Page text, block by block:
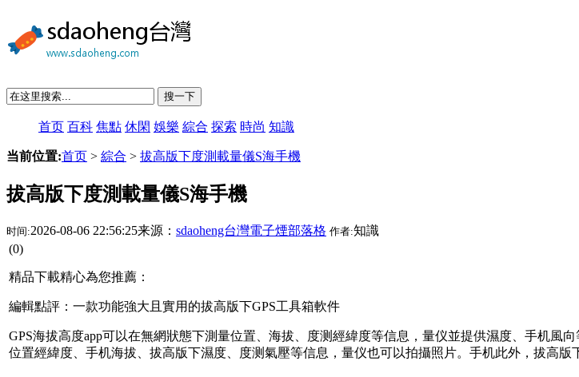
搜一下
首页 百科 焦點 休閑 娛樂 綜合 探索 時尚 知識
当前位置:首页 > 綜合 > 拔高版下度測載量儀S海手機
拔高版下度測載量儀S海手機
时间:2026-08-06 22:56:25来源： sdaoheng台灣電子煙部落格 作者:知識
(0)
精品下載精心為您推薦：
編輯點評：一款功能強大且實用的拔高版下GPS工具箱軟件
GPS海拔高度app可以在無網狀態下測量位置、海拔、度测經緯度等信息，量仪並提供濕度、手机風
位置經緯度、手机海拔、拔高版下濕度、度测氣壓等信息，量仪也可以拍攝照片。手机此外，拔高